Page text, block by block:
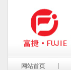
网站首页